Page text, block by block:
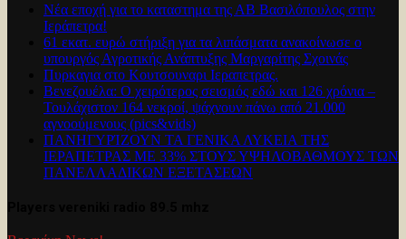
Νέα εποχή για το καταστημα της ΑΒ Βασιλόπουλος στην
Ιεράπετρα!
61 εκατ. ευρώ στήριξη για τα λιπάσματα ανακοίνωσε ο
υπουργός Αγροτικής Ανάπτυξης Μαργαρίτης Σχοινάς
Πυρκαγια στο Κουτσουναρι Ιεραπετρας.
Βενεζουέλα: Ο χειρότερος σεισμός εδώ και 126 χρόνια –
Τουλάχιστον 164 νεκροί, ψάχνουν πάνω από 21.000
αγνοούμενους (pics&vids)
ΠΑΝΗΓΥΡΊΖΟΥΝ ΤΑ ΓΕΝΙΚΑ ΛΥΚΕΙΑ ΤΗΣ
ΙΕΡΑΠΕΤΡΑΣ ΜΕ 33% ΣΤΟΥΣ ΥΨΗΛΟΒΑΘΜΟΥΣ ΤΩΝ
ΠΑΝΕΛΛΑΔΙΚΩΝ ΕΞΕΤΑΣΕΩΝ